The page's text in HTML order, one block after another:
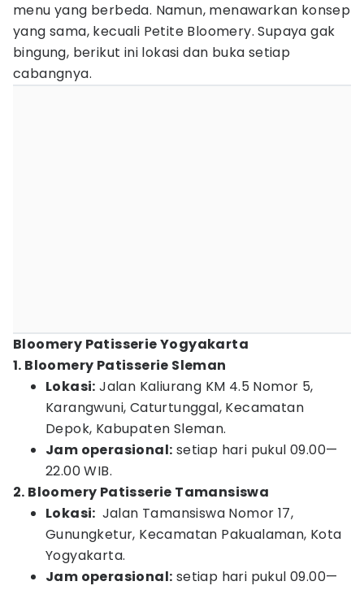
menu yang berbeda. Namun, menawarkan konsep
yang sama, kecuali Petite Bloomery. Supaya gak
bingung, berikut ini lokasi dan buka setiap
cabangnya.
Bloomery Patisserie Yogyakarta
1. Bloomery Patisserie Sleman
Lokasi: Jalan Kaliurang KM 4.5 Nomor 5,
Karangwuni, Caturtunggal, Kecamatan
Depok, Kabupaten Sleman.
Jam operasional: setiap hari pukul 09.00—
22.00 WIB.
2. Bloomery Patisserie Tamansiswa
Lokasi: Jalan Tamansiswa Nomor 17,
Gunungketur, Kecamatan Pakualaman, Kota
Yogyakarta.
Jam operasional: setiap hari pukul 09.00—